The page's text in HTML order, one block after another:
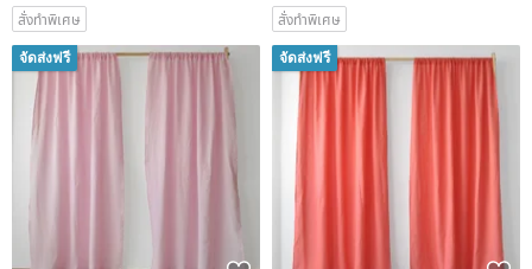
สั่งทำพิเศษ สั่งทำพิเศษ
จัดส่งฟรี จัดส่งฟรี